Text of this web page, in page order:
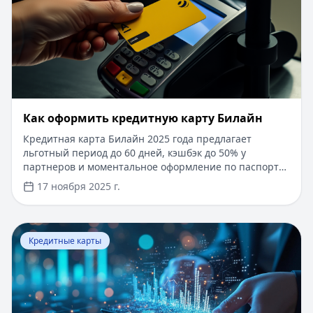
​Как оформить кредитную карту Билайн
Кредитная карта Билайн 2025 года предлагает
льготный период до 60 дней, кэшбэк до 50% у
партнеров и моментальное оформление по паспорту.
Заемные средства до 300 000 рублей доступны без
подтверждения дохода. Узнайте, как получить карту с
выгодными условиями и управлять финансами
эффективно. Для сравнения кредитных продуктов и
выбора оптимального решения воспользуйтесь
сервисом Кредитный Зай, где собраны актуальные
предложения от ведущих банков
17 ноября 2025 г.
Перейти к статье:Что такое паи фондов?
Кредитные карты